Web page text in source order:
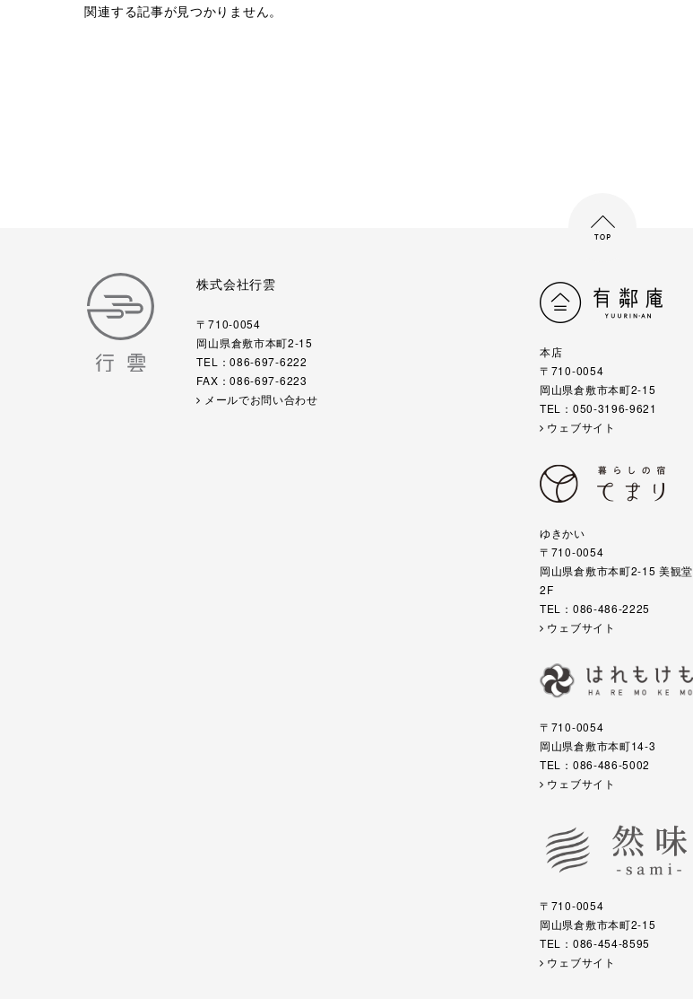
関連する記事が見つかりません。
株式会社行雲
〒710-0054
岡山県倉敷市本町2-15
TEL：086-697-6222
FAX：086-697-6223
メールでお問い合わせ
本店
〒710-0054
岡山県倉敷市本町2-15
TEL：050-3196-9621
ウェブサイト
ゆきかい
〒710-0054
岡山県倉敷市本町2-15 美観堂
2F
TEL：086-486-2225
ウェブサイト
〒710-0054
岡山県倉敷市本町14-3
TEL：086-486-5002
ウェブサイト
〒710-0054
岡山県倉敷市本町2-15
TEL：086-454-8595
ウェブサイト